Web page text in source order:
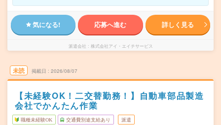
気になる! 応募へ進む 詳しく見る
派遣会社 株式会社アイ・エイチサービス
未読 掲載日 2026/08/07
【未経験OK！二交替勤務！】自動車部品製造
会社でかんたん作業
職種未経験OK 交通費別途支給あり 派遣